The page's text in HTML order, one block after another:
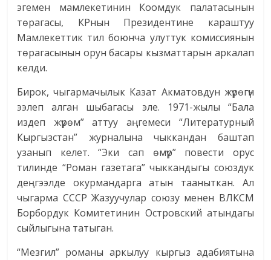
эгемен мамлекетинин Коомдук палатасынын
төрагасы, КРнын Президентине караштуу
Мамлекеттик тил боюнча улуттук комиссиянын
төрагасынын орун басары кызматтарын аркалап
келди.
Бирок, чыгармачылык Казат Акматовдун жүрөгүн
ээлеп алган шыбагасы эле. 1971-жылы “Бала
издеп жүрөм” аттуу аңгемеси “Литературный
Кыргызстан” журналына чыккандан баштап
узанып келет. “Эки сап өмүр” повести орус
тилинде “Роман газетага” чыккандыгы союздук
деңгээлде окурмандарга атын тааныткан. Ал
чыгарма СССР Жазуучулар союзу менен ВЛКСМ
Борбордук Комитетинин Островский атындагы
сыйлыгына татыган.
“Мезгил” романы аркылуу кыргыз адабиятына